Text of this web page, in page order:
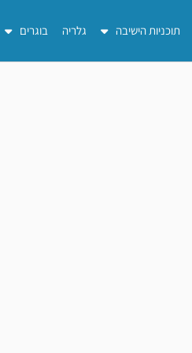
תוכניות הישיבה גלריה בוגרים